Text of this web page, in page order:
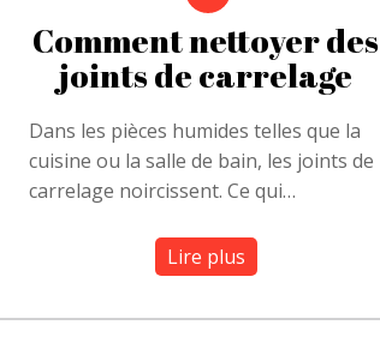
Comment nettoyer des
joints de carrelage
Dans les pièces humides telles que la
cuisine ou la salle de bain, les joints de
carrelage noircissent. Ce qui…
Lire plus